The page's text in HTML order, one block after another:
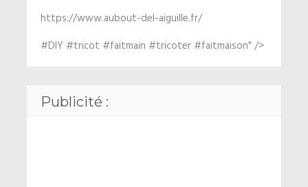
https://www.aubout-del-aiguille.fr/
#DIY #tricot #faitmain #tricoter #faitmaison" />
Publicité :